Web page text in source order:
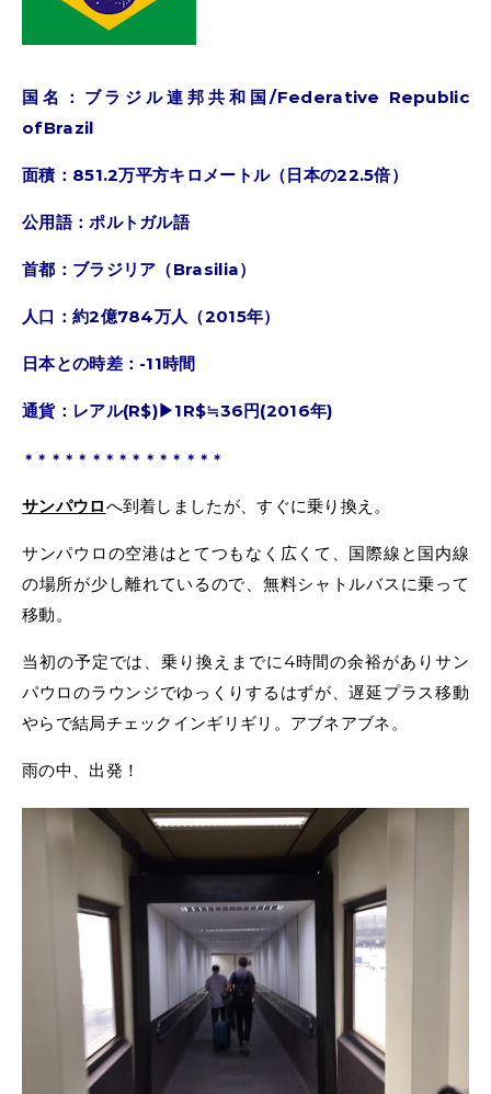
国名：ブラジル連邦共和国/Federative Republic
ofBrazil
面積：851.2万平方キロメートル（日本の22.5倍）
公用語：ポルトガル語
首都：ブラジリア（Brasilia）
人口：約2億784万人（2015年）
日本との時差：-11時間
通貨：レアル(R$)▶︎1R$≒36円(2016年)
＊＊＊＊＊＊＊＊＊＊＊＊＊＊＊
サンパウロへ到着しましたが、すぐに乗り換え。
サンパウロの空港はとてつもなく広くて、国際線と国内線
の場所が少し離れているので、無料シャトルバスに乗って
移動。
当初の予定では、乗り換えまでに4時間の余裕がありサン
パウロのラウンジでゆっくりするはずが、遅延プラス移動
やらで結局チェックインギリギリ。アブネアブネ。
雨の中、出発！